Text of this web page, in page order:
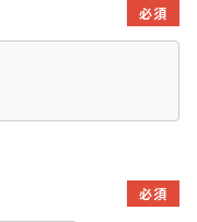
必須
必須